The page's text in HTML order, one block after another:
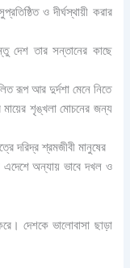
ও দীর্ঘস্থায়ী করার
দেশ তার সন্তানের কাছে
রূপ আর দুর্দশা মেনে নিতে
মায়ের শৃঙ্খলা মোচনের জন্য
দরিদ্র শ্রমজীবী মানুষের
অন্যায় ভাবে দখল ও
দেশকে ভালোবাসা ছাড়া